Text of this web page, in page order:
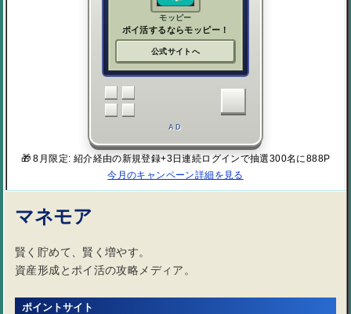
モッピー
ポイ活するならモッピー！
公式サイトへ
AD
🎁 8月限定: 紹介経由の新規登録+3日連続ログインで抽選300名に888P
今月のキャンペーン詳細を見る
マネモア
賢く貯めて、賢く増やす。
資産形成とポイ活の攻略メディア。
ポイントサイト